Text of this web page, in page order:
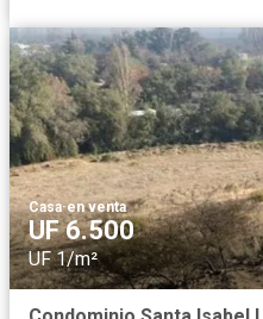
Casa·en venta
UF 6.500
UF 1/m²